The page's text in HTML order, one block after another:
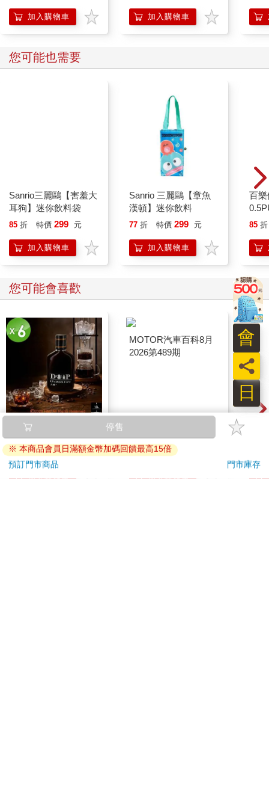
加入購物車 加入購物車
您可能也需要
Sanrio三麗鷗【害羞大
耳狗】迷你飲料袋
85 折 特價 299 元
加入購物車
Sanrio 三麗鷗【章魚
漢頓】迷你飲料
77 折 特價 299 元
加入購物車
百
量)
85 折
您可能會喜歡
【13章】專業冰滴久
釀6入組（160ml/瓶）
8 折 特價 855 元
加入購物車
2026第489期
200 特價 190
加入購物車
日
員
會